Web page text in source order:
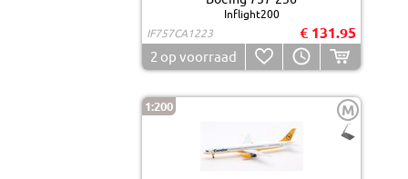
Inflight200
IF757CA1223
€ 131.95
2 op voorraad
1:200 M